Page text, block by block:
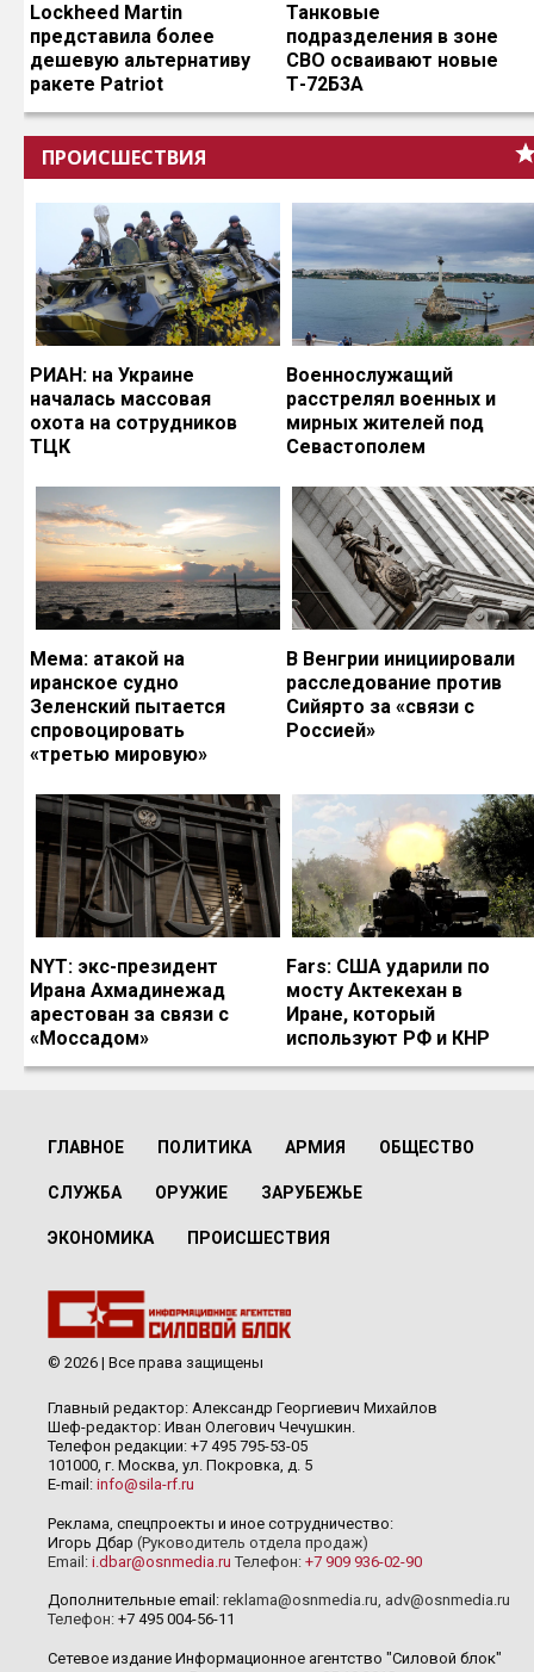
Lockheed Martin
представила более
дешевую альтернативу
ракете Patriot
Танковые
подразделения в зоне
СВО осваивают новые
Т-72Б3А
ПРОИСШЕСТВИЯ
РИАН: на Украине
началась массовая
охота на сотрудников
ТЦК
Военнослужащий
расстрелял военных и
мирных жителей под
Севастополем
Мема: атакой на
иранское судно
Зеленский пытается
спровоцировать
«третью мировую»
В Венгрии инициировали
расследование против
Сийярто за «связи с
Россией»
NYT: экс-президент
Ирана Ахмадинежад
арестован за связи с
«Моссадом»
Fars: США ударили по
мосту Актекехан в
Иране, который
используют РФ и КНР
ГЛАВНОЕ ПОЛИТИКА АРМИЯ ОБЩЕСТВО
СЛУЖБА ОРУЖИЕ ЗАРУБЕЖЬЕ
ЭКОНОМИКА ПРОИСШЕСТВИЯ
© 2026 | Все права защищены
Главный редактор: Александр Георгиевич Михайлов
Шеф-редактор: Иван Олегович Чечушкин.
Телефон редакции: +7 495 795-53-05
101000, г. Москва, ул. Покровка, д. 5
E-mail: info@sila-rf.ru
Реклама, спецпроекты и иное сотрудничество:
Игорь Дбар (Руководитель отдела продаж)
Email: i.dbar@osnmedia.ru Телефон: +7 909 936-02-90
Дополнительные email: reklama@osnmedia.ru, adv@osnmedia.ru
Телефон: +7 495 004-56-11
Сетевое издание Информационное агентство "Силовой блок"